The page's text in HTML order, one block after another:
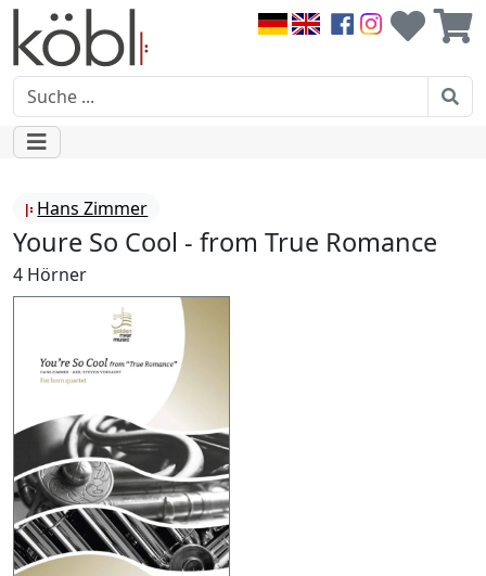
Hans Zimmer
Youre So Cool - from True Romance
4 Hörner